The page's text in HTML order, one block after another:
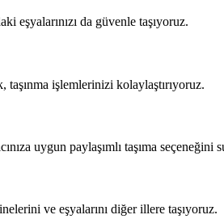
eşyalarınızı da güvenle taşıyoruz.
taşınma işlemlerinizi kolaylaştırıyoruz.
uygun paylaşımlı taşıma seçeneğini
ve eşyalarını diğer illere taşıyoruz.